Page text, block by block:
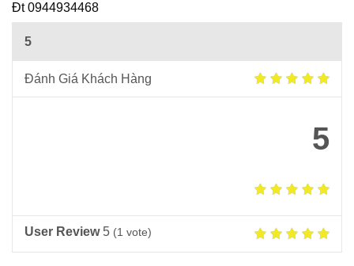
Đt 0944934468
5
Đánh Giá Khách Hàng
5
User Review 5 (1 vote)